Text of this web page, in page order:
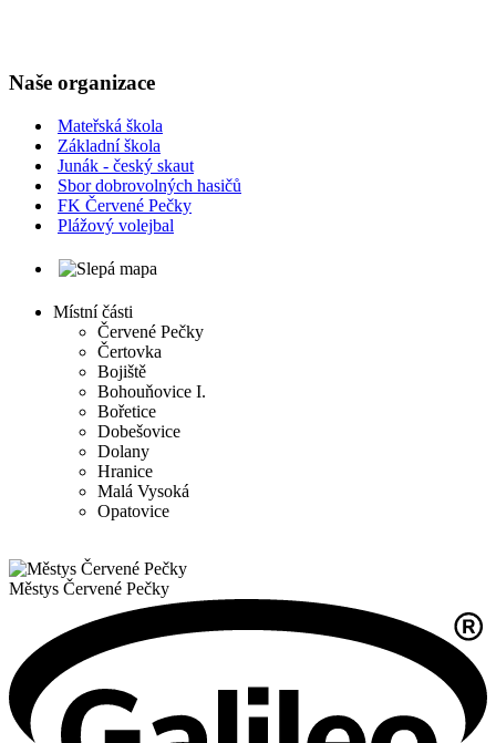
Naše organizace
Mateřská škola
Základní škola
Junák - český skaut
Sbor dobrovolných hasičů
FK Červené Pečky
Plážový volejbal
Místní části
Červené Pečky
Čertovka
Bojiště
Bohouňovice I.
Bořetice
Dobešovice
Dolany
Hranice
Malá Vysoká
Opatovice
Městys Červené Pečky